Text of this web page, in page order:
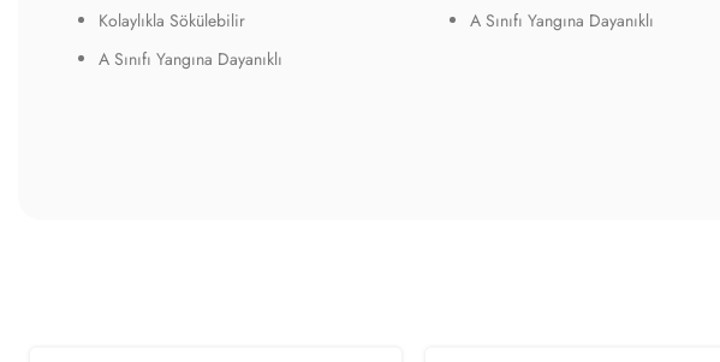
Kolaylıkla Sökülebilir
A Sınıfı Yangına Dayanıklı
A Sınıfı Yangına Dayanıklı